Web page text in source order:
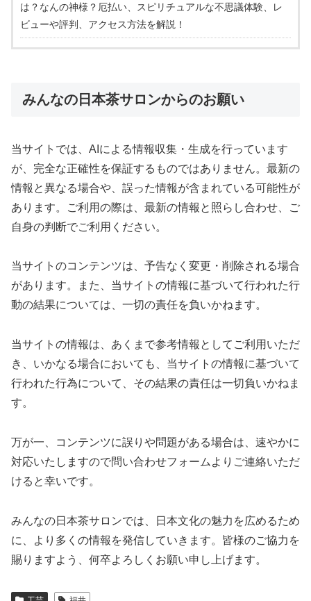
は？なんの神様？厄払い、スピリチュアルな不思議体験、レ
ビューや評判、アクセス方法を解説！
みんなの日本茶サロンからのお願い
当サイトでは、AIによる情報収集・生成を行っています
が、完全な正確性を保証するものではありません。最新の
情報と異なる場合や、誤った情報が含まれている可能性が
あります。ご利用の際は、最新の情報と照らし合わせ、ご
自身の判断でご利用ください。
当サイトのコンテンツは、予告なく変更・削除される場合
があります。また、当サイトの情報に基づいて行われた行
動の結果については、一切の責任を負いかねます。
当サイトの情報は、あくまで参考情報としてご利用いただ
き、いかなる場合においても、当サイトの情報に基づいて
行われた行為について、その結果の責任は一切負いかねま
す。
万が一、コンテンツに誤りや問題がある場合は、速やかに
対応いたしますので問い合わせフォームよりご連絡いただ
けると幸いです。
みんなの日本茶サロンでは、日本文化の魅力を広めるため
に、より多くの情報を発信していきます。皆様のご協力を
賜りますよう、何卒よろしくお願い申し上げます。